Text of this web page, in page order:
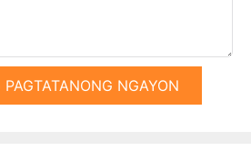
NGAYON